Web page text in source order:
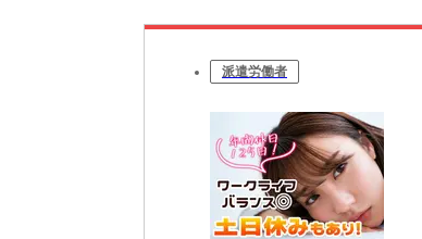
派遣労働者